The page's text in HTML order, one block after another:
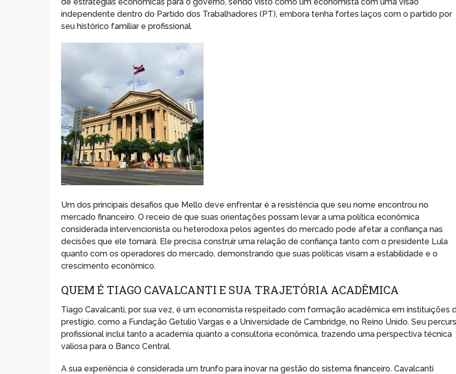
independente dentro do Partido dos Trabalhadores (PT), embora tenha fortes laços com o partido por
seu histórico familiar e profissional.
Um dos principais desafios que Mello deve enfrentar é a resistência que seu nome encontrou no
mercado financeiro. O receio de que suas orientações possam levar a uma política econômica
considerada intervencionista ou heterodoxa pelos agentes do mercado pode afetar a confiança nas
decisões que ele tomará. Ele precisa construir uma relação de confiança tanto com o presidente Lula
quanto com os operadores do mercado, demonstrando que suas políticas visam a estabilidade e o
crescimento econômico.
QUEM É TIAGO CAVALCANTI E SUA TRAJETÓRIA ACADÊMICA
Tiago Cavalcanti, por sua vez, é um economista respeitado com formação acadêmica em instituições
prestígio, como a Fundação Getulio Vargas e a Universidade de Cambridge, no Reino Unido. Seu
profissional inclui tanto a academia quanto a consultoria econômica, trazendo uma perspectiva técnica
valiosa para o Banco Central.
A sua experiência é considerada um trunfo para inovar na gestão do sistema financeiro. Cavalcanti